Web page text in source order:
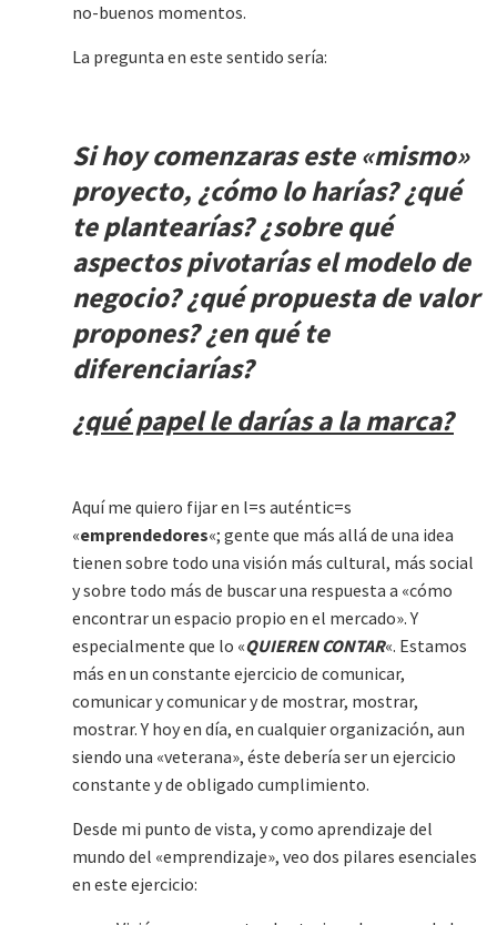
no-buenos momentos.
La pregunta en este sentido sería:
Sihoycomenzaras este «mismo»
proyecto, ¿cómo lo harías? ¿qué
te plantearías? ¿sobre qué
aspectos pivotarías el modelo de
negocio? ¿qué propuesta de valor
propones? ¿en qué te
diferenciarías?
¿qué papel le darías a la marca?
Aquí me quiero fijar en l=s auténtic=s
«emprendedores«; gente que más allá de una idea
tienen sobre todo una visión más cultural, más social
y sobre todo más de buscar una respuesta a «cómo
encontrar un espacio propio en el mercado». Y
especialmente que lo «QUIEREN CONTAR«. Estamos
más en un constante ejercicio de comunicar,
comunicar y comunicar y de mostrar, mostrar,
mostrar. Y hoy en día, en cualquier organización, aun
siendo una «veterana», éste debería ser un ejercicio
constante y de obligado cumplimiento.
Desde mi punto de vista, y como aprendizaje del
mundo del «emprendizaje», veo dos pilares esenciales
en este ejercicio: